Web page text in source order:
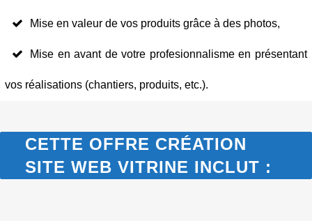
Mise en valeur de vos produits grâce à des photos,
Mise en avant de votre profesionnalisme en présentant
vos réalisations (chantiers, produits, etc.).
CETTE OFFRE CRÉATION
SITE WEB VITRINE INCLUT :